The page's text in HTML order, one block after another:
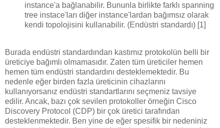
instance'a bağlanabilir. Bununla birlikte farklı spanning
tree instace'ları diğer instance'lardan bağımsız olarak
kendi topolojisini kullanabilir. (Endüstri standardı) [1]
Burada endüstri standardından kastımız protokolün belli bir
üreticiye bağımlı olmamasıdır. Zaten tüm üreticiler hemen
hemen tüm endüstri standardını desteklemektedir. Bu
nedenle eğer birden fazla üreticinin cihazlarını
kullanıyorsanız endüstri standartlarını seçmeniz tavsiye
edilir. Ancak, bazı çok sevilen protokoller örneğin Cisco
Discovery Protocol (CDP) bir çok üretici tarafından
desteklenmektedir. Ben yine de eğer spesifik bir nedeniniz